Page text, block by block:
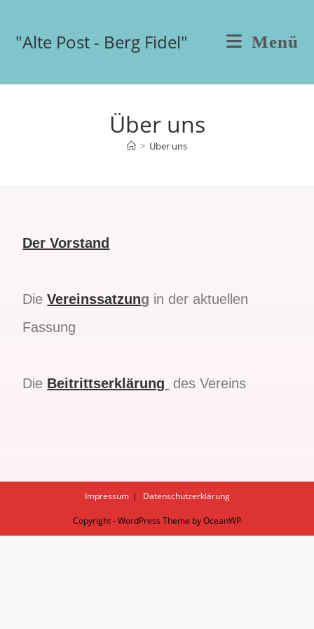
"Alte Post - Berg Fidel" Menü
Über uns
> Über uns
Der Vorstand
DieVereinssatzung in der aktuellen
Fassung
Die Beitrittserklärung des Vereins
Impressum Datenschutzerklärung
Copyright - WordPress Theme by OceanWP